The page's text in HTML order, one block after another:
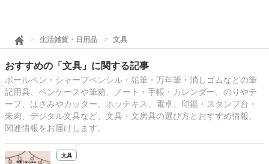
生活雑貨・日用品 文具
おすすめの「文具」に関する記事
ボールペン・シャープペンシル・鉛筆・万年筆・消しゴムなどの筆
記用具、ペンケースや筆箱、ノート・手帳・カレンダー、のりやテ
ープ、はさみやカッター、ホッチキス、電卓、印鑑・スタンプ台・
朱肉、デジタル文具など、文具・文房具の選び方とおすすめ情報、
関連情報をお届けします。
文具